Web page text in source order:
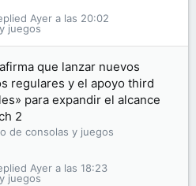
juegos
Ayer a las 20:02
que lanzar nuevos
regulares y el apoyo third
para expandir el alcance
2
de consolas y juegos
juegos
Ayer a las 18:23